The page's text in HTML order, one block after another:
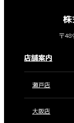
〒
店舗案内
瀬戸店
大阪店